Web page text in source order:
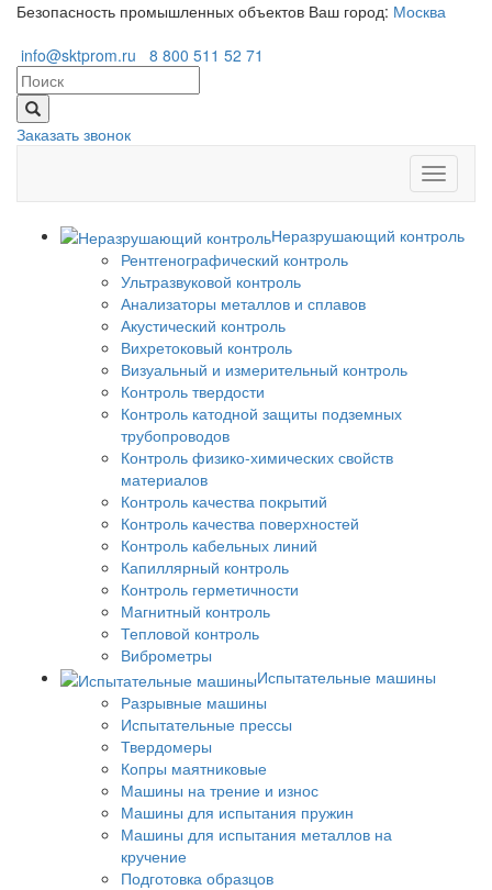
Безопасность промышленных объектов Ваш город: Москва
info@sktprom.ru
8 800 511 52 71
Заказать звонок
Неразрушающий контроль
Рентгенографический контроль
Ультразвуковой контроль
Анализаторы металлов и сплавов
Акустический контроль
Вихретоковый контроль
Визуальный и измерительный контроль
Контроль твердости
Контроль катодной защиты подземных
трубопроводов
Контроль физико-химических свойств
материалов
Контроль качества покрытий
Контроль качества поверхностей
Контроль кабельных линий
Капиллярный контроль
Контроль герметичности
Магнитный контроль
Тепловой контроль
Виброметры
Испытательные машины
Разрывные машины
Испытательные прессы
Твердомеры
Копры маятниковые
Машины на трение и износ
Машины для испытания пружин
Машины для испытания металлов на
кручение
Подготовка образцов